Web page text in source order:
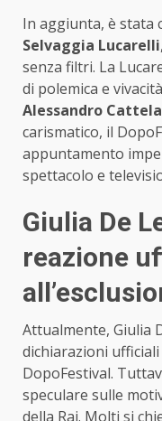
In aggiunta, è stata
Selvaggia Lucarelli
senza filtri. La
di polemica e
Alessandro
carismatico, il
appuntamento
spettacolo e
Giulia De
reazione
Attualmente, Giulia
dichiarazioni
DopoFestival.
speculare sulle
della Rai. Molti si